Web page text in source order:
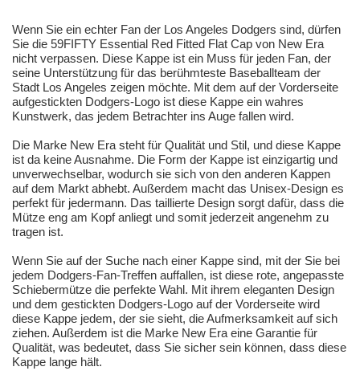
Wenn Sie ein echter Fan der Los Angeles Dodgers sind, dürfen
Sie die 59FIFTY Essential Red Fitted Flat Cap von New Era
nicht verpassen. Diese Kappe ist ein Muss für jeden Fan, der
seine Unterstützung für das berühmteste Baseballteam der
Stadt Los Angeles zeigen möchte. Mit dem auf der Vorderseite
aufgestickten Dodgers-Logo ist diese Kappe ein wahres
Kunstwerk, das jedem Betrachter ins Auge fallen wird.
Die Marke New Era steht für Qualität und Stil, und diese Kappe
ist da keine Ausnahme. Die Form der Kappe ist einzigartig und
unverwechselbar, wodurch sie sich von den anderen Kappen
auf dem Markt abhebt. Außerdem macht das Unisex-Design es
perfekt für jedermann. Das taillierte Design sorgt dafür, dass die
Mütze eng am Kopf anliegt und somit jederzeit angenehm zu
tragen ist.
Wenn Sie auf der Suche nach einer Kappe sind, mit der Sie bei
jedem Dodgers-Fan-Treffen auffallen, ist diese rote, angepasste
Schiebermütze die perfekte Wahl. Mit ihrem eleganten Design
und dem gestickten Dodgers-Logo auf der Vorderseite wird
diese Kappe jedem, der sie sieht, die Aufmerksamkeit auf sich
ziehen. Außerdem ist die Marke New Era eine Garantie für
Qualität, was bedeutet, dass Sie sicher sein können, dass diese
Kappe lange hält.